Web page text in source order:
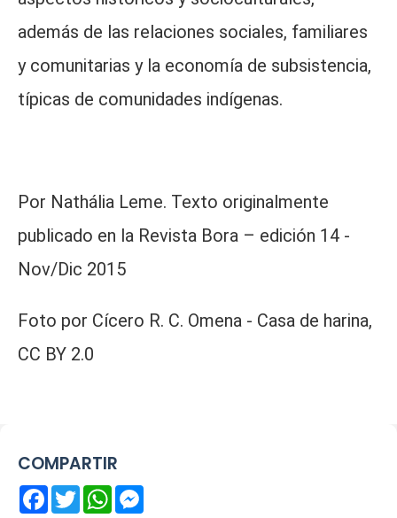
además de las relaciones sociales, familiares
y comunitarias y la economía de subsistencia,
típicas de comunidades indígenas.
Por Nathália Leme. Texto originalmente
publicado en la Revista Bora – edición 14 -
Nov/Dic 2015
Foto por Cícero R. C. Omena - Casa de harina,
CC BY 2.0
COMPARTIR
Facebook
TwitterWhatsApp